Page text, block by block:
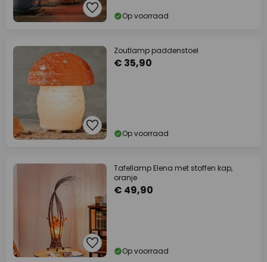
Op voorraad
Zoutlamp paddenstoel
€ 35,90
Op voorraad
Tafellamp Elena met stoffen kap,
oranje
€ 49,90
Op voorraad